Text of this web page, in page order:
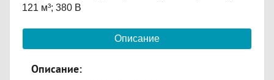
121 м³; 380 В
Описание
Описание: